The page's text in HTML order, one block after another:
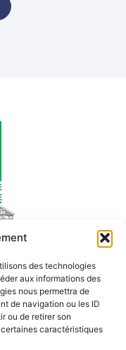
des technologies
aux informations des
nous permettra de
de navigation ou les ID
ou de retirer son
caractéristiques
avec passion depuis
issues d’un terroir